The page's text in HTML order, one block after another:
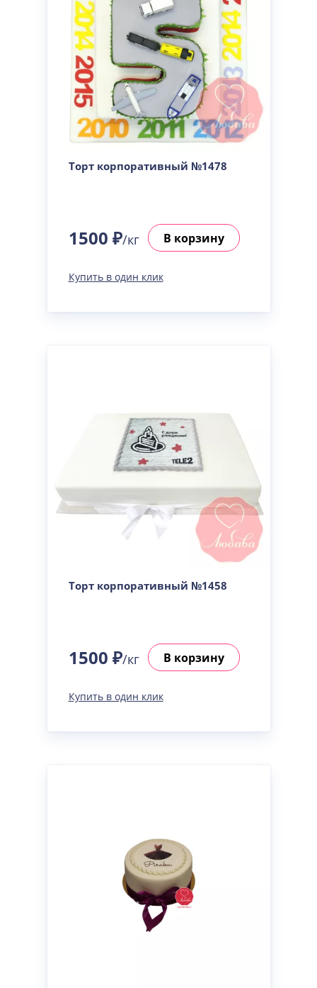
Торт корпоративный №1478
1500 ₽/кг В корзину
Купить в один клик
Торт корпоративный №1458
1500 ₽/кг В корзину
Купить в один клик